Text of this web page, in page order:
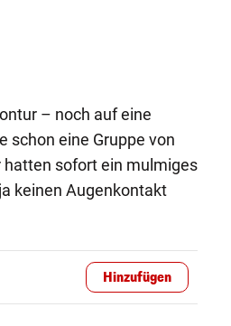
– noch auf eine
schon eine Gruppe von
hatten sofort ein mulmiges
keinen Augenkontakt
Hinzufügen